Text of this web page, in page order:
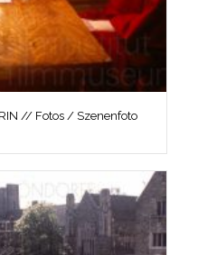
// Fotos / Szenenfoto